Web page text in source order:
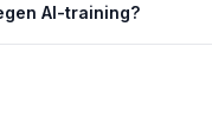
AI-training?